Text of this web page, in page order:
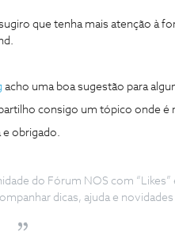
que tenha mais atenção à
acho uma boa sugestão para
consigo um tópico onde é
e obrigado.
do Fórum NOS com
dicas, ajuda e